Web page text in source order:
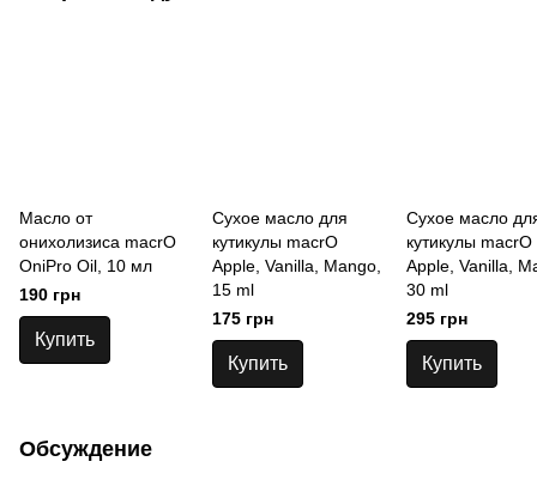
Масло от
онихолизиса macrO
OniPro Oil, 10 мл
190 грн
Купить
Сухое масло для
кутикулы macrO
Apple, Vanilla, Mango,
15 ml
175 грн
Купить
Сухое масло
кутикулы macrO
Apple, Vanilla,
30 ml
295 грн
Купить
Обсуждение